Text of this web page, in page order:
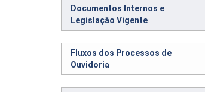
Documentos Internos e
Legislação Vigente
Fluxos dos Processos de
Ouvidoria